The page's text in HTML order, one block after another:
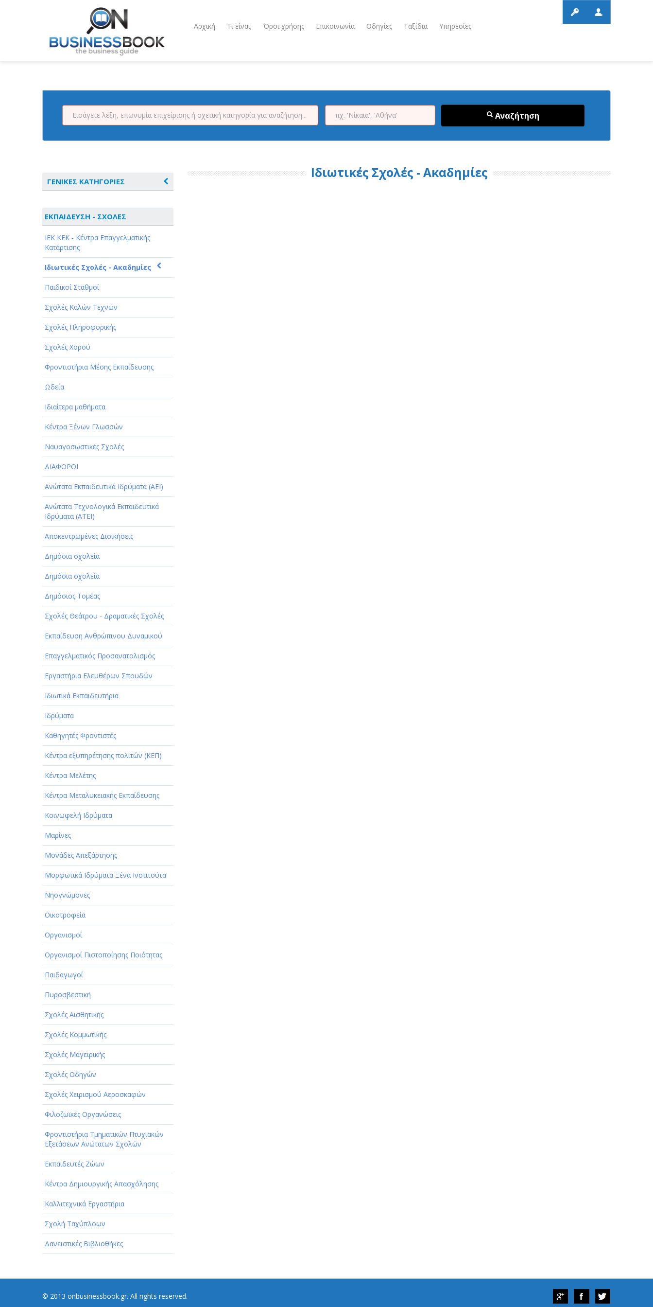
Αρχική Τι είναι; Όροι χρήσης Επικοινωνία Οδηγίες Ταξίδια Υπηρεσίες
Αναζήτηση
ΓΕΝΙΚΕΣ ΚΑΤΗΓΟΡΙΕΣ
ΑΘΛΗΤΙΣΜΟΣ
ΑΥΤΟΚΙΝΗΤΑ - ΜΗΧΑΝΕΣ - ΣΚΑΦΗ
ΔΙΑΣΚΕΔΑΣΗ - ΨΥΧΑΓΩΓΙΑ - ΤΕΧΝΕΣ
ΔΙΑΦΗΜΙΣΗ - ΜΜΕ
ΕΚΚΛΗΣΙΕΣ - ΦΙΛΑΝΘΡΩΠΙΚΑ
ΣΩΜΑΤΕΙΑ
ΕΚΠΑΙΔΕΥΣΗ - ΣΧΟΛΕΣ
ΕΜΠΟΡΙΟ - ΕΜΠΟΡΙΚΑ ΚΑΤΑΣΤΗΜΑΤΑ
ΕΡΓΟΣΤΑΣΙΑ - ΒΙΟΜΗΧΑΝΙΕΣ
ΞΕΝΟΔΟΧΕΙΑ - ΤΟΥΡΙΣΜΟΣ
ΟΜΟΡΦΙΑ
ΠΑΡΟΧΗ ΥΠΗΡΕΣΙΩΝ
ΤΕΧΝΙΚΑ - ΚΑΤΑΣΚΕΥΑΣΤΙΚΑ
ΤΕΧΝΟΛΟΓΙΑ
ΥΓΕΙΑ - ΙΑΤΡΟΙ
ΦΑΓΗΤΟ
ΕΚΠΑΙΔΕΥΣΗ - ΣΧΟΛΕΣ
ΙEK KEK - Κέντρα Επαγγελματικής
Κατάρτισης
Ιδιωτικές Σχολές - Ακαδημίες
Παιδικοί Σταθμοί
Σχολές Καλών Τεχνών
Σχολές Πληροφορικής
Σχολές Χορού
Φροντιστήρια Μέσης Εκπαίδευσης
Ωδεία
Ιδιαίτερα μαθήματα
Κέντρα Ξένων Γλωσσών
Ναυαγοσωστικές Σχολές
ΔΙΑΦΟΡΟΙ
Ανώτατα Εκπαιδευτικά Ιδρύματα (ΑΕΙ)
Ανώτατα Τεχνολογικά Εκπαιδευτικά
Ιδρύματα (ΑΤΕΙ)
Αποκεντρωμένες Διοικήσεις
Δημόσια σχολεία
Δημόσια σχολεία
Δημόσιος Τομέας
Σχολές Θεάτρου - Δραματικές Σχολές
Εκπαίδευση Ανθρώπινου Δυναμικού
Επαγγελματικός Προσανατολισμός
Εργαστήρια Ελευθέρων Σπουδών
Ιδιωτικά Εκπαιδευτήρια
Ιδρύματα
Καθηγητές Φροντιστές
Κέντρα εξυπηρέτησης πολιτών (ΚΕΠ)
Κέντρα Μελέτης
Κέντρα Μεταλυκειακής Εκπαίδευσης
Κοινωφελή Ιδρύματα
Μαρίνες
Μονάδες Απεξάρτησης
Μορφωτικά Ιδρύματα Ξένα Ινστιτούτα
Νηογνώμονες
Οικοτροφεία
Οργανισμοί
Οργανισμοί Πιστοποίησης Ποιότητας
Παιδαγωγοί
Πυροσβεστική
Σχολές Αισθητικής
Σχολές Κομμωτικής
Σχολές Μαγειρικής
Σχολές Οδηγών
Σχολές Χειρισμού Αεροσκαφών
Φιλοζωϊκές Οργανώσεις
Φροντιστήρια Τμηματικών Πτυχιακών
Εξετάσεων Ανώτατων Σχολών
Εκπαιδευτές Ζώων
Κέντρα Δημιουργικής Απασχόλησης
Καλλιτεχνικά Εργαστήρια
Σχολή Ταχύπλοων
Δανειστικές Βιβλιοθήκες
Ιδιωτικές Σχολές - Ακαδημίες
© 2013 onbusinessbook.gr. All rights reserved.